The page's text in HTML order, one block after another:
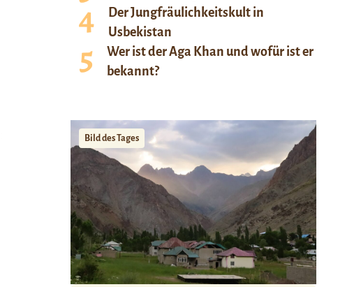
Der Jungfräulichkeitskult in
Usbekistan
Wer ist der Aga Khan und wofür ist er
bekannt?
Bild des Tages